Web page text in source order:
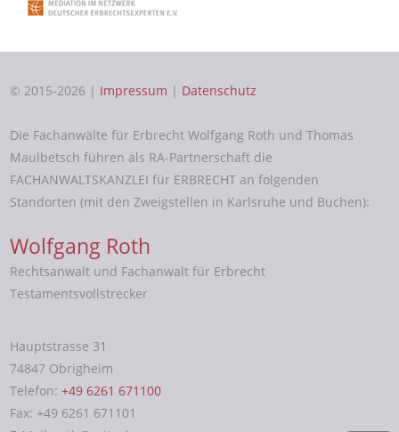
© 2015-2026 | Impressum | Datenschutz
Die Fachanwälte für Erbrecht Wolfgang Roth und Thomas
Maulbetsch führen als RA-Partnerschaft die
FACHANWALTSKANZLEI für ERBRECHT an folgenden
Standorten (mit den Zweigstellen in Karlsruhe und Buchen):
Wolfgang Roth
Rechtsanwalt und Fachanwalt für Erbrecht
Testamentsvollstrecker
Hauptstrasse 31
74847 Obrigheim
Telefon:+49 6261 671100
Fax: +49 6261 671101